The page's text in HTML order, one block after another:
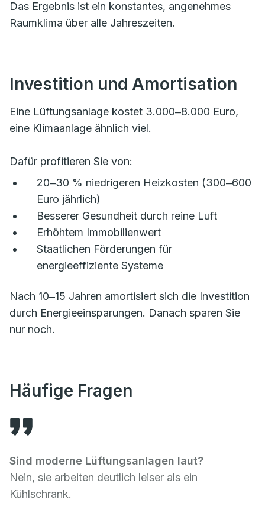
Das Ergebnis ist ein konstantes, angenehmes
Raumklima über alle Jahreszeiten.
Investition und Amortisation
Eine Lüftungsanlage kostet 3.000‒8.000 Euro,
eine Klimaanlage ähnlich viel.
Dafür profitieren Sie von:
20‒30 % niedrigeren Heizkosten (300‒600
Euro jährlich)
Besserer Gesundheit durch reine Luft
Erhöhtem Immobilienwert
Staatlichen Förderungen für
energieeffiziente Systeme
Nach 10‒15 Jahren amortisiert sich die Investition
durch Energieeinsparungen. Danach sparen Sie
nur noch.
Häufige Fragen
Sind moderne Lüftungsanlagen laut?
Nein, sie arbeiten deutlich leiser als ein
Kühlschrank.